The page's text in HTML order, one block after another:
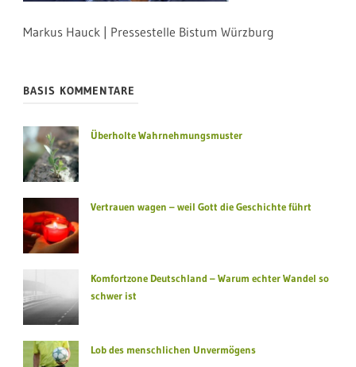
Markus Hauck | Pressestelle Bistum Würzburg
BASIS KOMMENTARE
Überholte Wahrnehmungsmuster
Vertrauen wagen – weil Gott die Geschichte führt
Komfortzone Deutschland – Warum echter Wandel so
schwer ist
Lob des menschlichen Unvermögens